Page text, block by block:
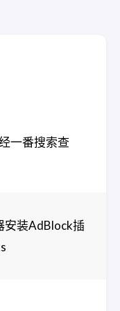
一番搜索查
安装AdBlock插